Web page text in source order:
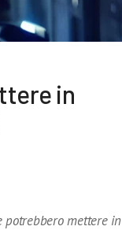
in
potrebbero mettere in